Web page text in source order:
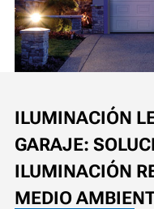
ILUMINACIÓN
GARAJE:
ILUMINACIÓN
MEDIO